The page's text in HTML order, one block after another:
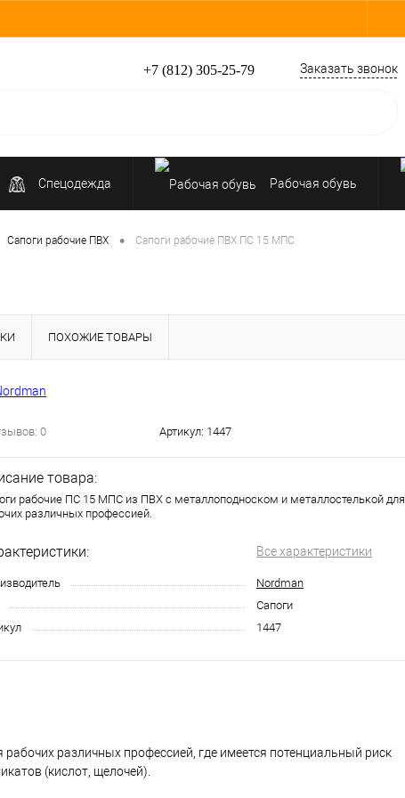
+7 (812) 305-25-79 Заказать звонок
Спецодежда Рабочая обувь
Средства индивидуальной защиты
Сапоги рабочие ПВХ • Сапоги рабочие ПВХ ПС 15 МПС
ПОХОЖИЕ ТОВАРЫ
0 Артикул: 1447
товара:
рабочие ПС 15 МПС из ПВХ с металлоподноском и металлостелькой для
различных профессией.
Все характеристики
Nordman
Сапоги
1447
различных профессией, где имеется потенциальный риск
(кислот, щелочей).